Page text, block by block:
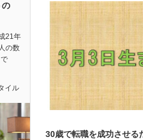
の
21年
の数
イル
30歳で転職を成功させる